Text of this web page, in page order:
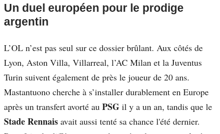
Un duel européen pour le prodige
argentin
L’OL n’est pas seul sur ce dossier brûlant. Aux côtés de
Lyon, Aston Villa, Villarreal, l’AC Milan et la Juventus
Turin suivent également de près le joueur de 20 ans.
Mastantuono cherche à s’installer durablement en Europe
après un transfert avorté au PSG il y a un an, tandis que le
Stade Rennais avait aussi tenté sa chance l'été dernier.